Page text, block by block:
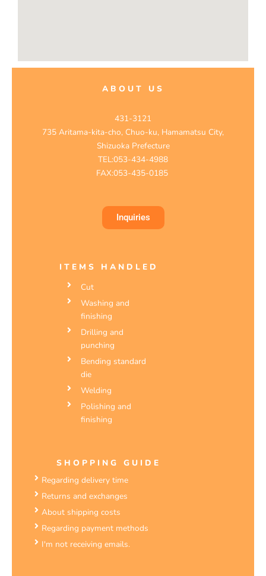
ABOUT US
431-3121
735 Aritama-kita-cho, Chuo-ku, Hamamatsu City,
Shizuoka Prefecture
TEL:053-434-4988
FAX:053-435-0185
Inquiries
ITEMS HANDLED
Cut
Washing and
finishing
Drilling and
punching
Bending standard
die
Welding
Polishing and
finishing
SHOPPING GUIDE
Regarding delivery time
Returns and exchanges
About shipping costs
Regarding payment methods
I'm not receiving emails.